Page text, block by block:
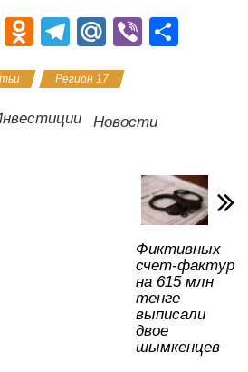
V
O
n
o
T
e
gr
M
.R
u
Vi
и
ть
Регион 17
Новости
Фиктивных
счет-фактур
на 615 млн
тенге
выписали
двое
шымкенцев